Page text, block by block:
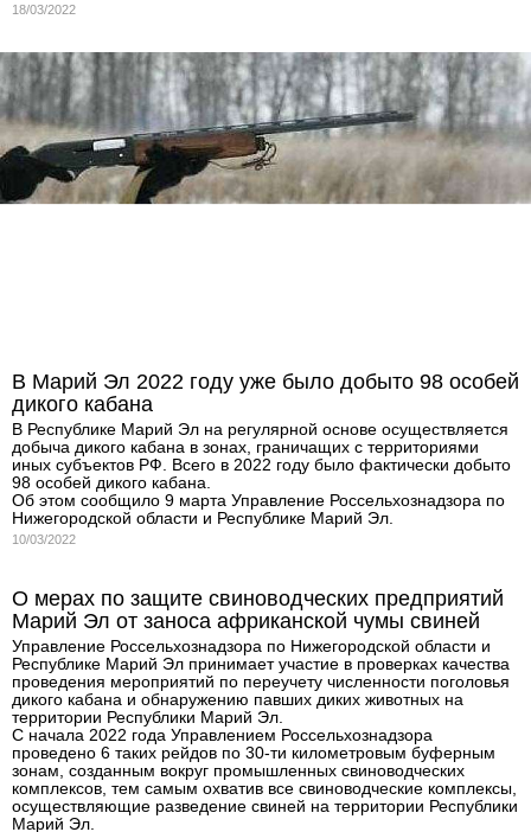
18/03/2022
В Марий Эл 2022 году уже было добыто 98 особей
дикого кабана
В Республике Марий Эл на регулярной основе осуществляется
добыча дикого кабана в зонах, граничащих с территориями
иных субъектов РФ. Всего в 2022 году было фактически добыто
98 особей дикого кабана.
Об этом сообщило 9 марта Управление Россельхознадзора по
Нижегородской области и Республике Марий Эл.
10/03/2022
О мерах по защите свиноводческих предприятий
Марий Эл от заноса африканской чумы свиней
Управление Россельхознадзора по Нижегородской области и
Республике Марий Эл принимает участие в проверках качества
проведения мероприятий по переучету численности поголовья
дикого кабана и обнаружению павших диких животных на
территории Республики Марий Эл.
С начала 2022 года Управлением Россельхознадзора
проведено 6 таких рейдов по 30-ти километровым буферным
зонам, созданным вокруг промышленных свиноводческих
комплексов, тем самым охватив все свиноводческие комплексы,
осуществляющие разведение свиней на территории Республики
Марий Эл.